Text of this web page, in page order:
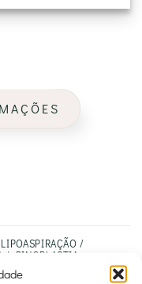
/
/ RINOPLASTIA